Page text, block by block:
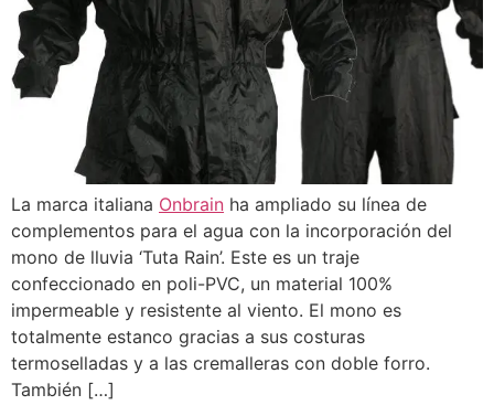
La marca italiana Onbrain ha ampliado su línea de
complementos para el agua con la incorporación del
mono de lluvia ‘Tuta Rain’. Este es un traje
confeccionado en poli-PVC, un material 100%
impermeable y resistente al viento. El mono es
totalmente estanco gracias a sus costuras
termoselladas y a las cremalleras con doble forro.
También […]